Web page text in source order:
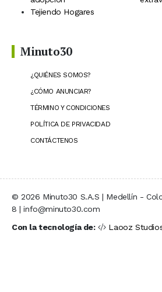
Tejiendo Hogares
Minuto30
¿QUIÉNES SOMOS?
¿CÓMO ANUNCIAR?
TÉRMINO Y CONDICIONES
POLÍTICA DE PRIVACIDAD
CONTÁCTENOS
© 2026 Minuto30 S.A.S | Medellín -
8 | info@minuto30.com
Con la tecnología de:
Laooz